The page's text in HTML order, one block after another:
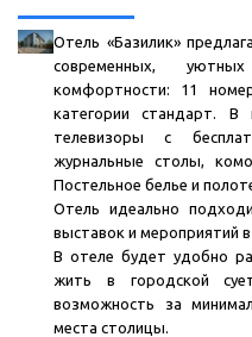
Отель «Базилик»
современных,
комфортности: 11
категории стандарт.
телевизоры с
журнальные столы,
Постельное белье и
Отель идеально
выставок и мероприятий
В отеле будет удобно
жить в городской
возможность за
места столицы.